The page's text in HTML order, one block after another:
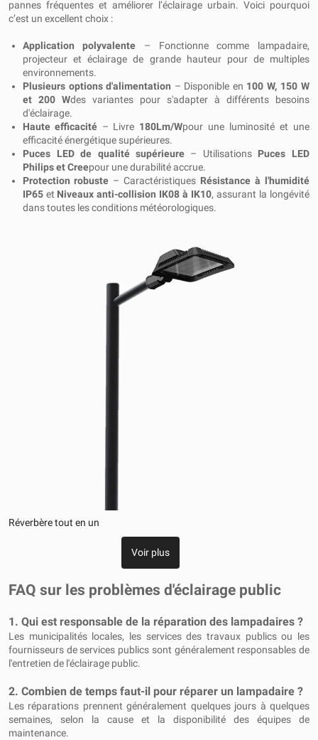
pannes fréquentes et améliorer l’éclairage urbain. Voici pourquoi
c’est un excellent choix :
Application polyvalente – Fonctionne comme lampadaire,
projecteur et éclairage de grande hauteur pour de multiples
environnements.
Plusieurs options d'alimentation – Disponible en 100 W, 150 W
et 200 Wdes variantes pour s'adapter à différents besoins
d'éclairage.
Haute efficacité – Livre 180Lm/Wpour une luminosité et une
efficacité énergétique supérieures.
Puces LED de qualité supérieure – Utilisations Puces LED
Philips et Creepour une durabilité accrue.
Protection robuste – Caractéristiques Résistance à l'humidité
IP65 et Niveaux anti-collision IK08 à IK10, assurant la longévité
dans toutes les conditions météorologiques.
Réverbère tout en un
Voir plus
FAQ sur les problèmes d'éclairage public
1. Qui est responsable de la réparation des lampadaires ?
Les municipalités locales, les services des travaux publics ou les
fournisseurs de services publics sont généralement responsables de
l'entretien de l'éclairage public.
2. Combien de temps faut-il pour réparer un lampadaire ?
Les réparations prennent généralement quelques jours à quelques
semaines, selon la cause et la disponibilité des équipes de
maintenance.